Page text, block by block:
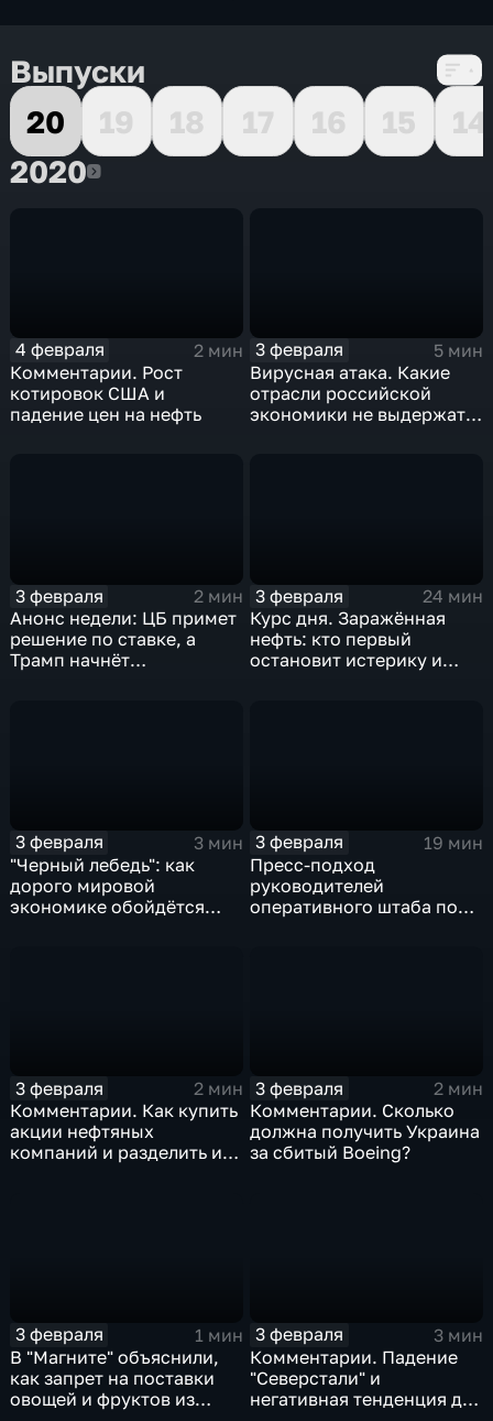
Выпуски
20
19 18 17 16 15
14
20202020
4 февраля
2 мин
Комментарии. Рост
котировок США и
падение цен на нефть
3 февраля
5 мин
Вирусная атака. Какие
отрасли российской
экономики не выдержат
3 февраля
2 мин
Анонс недели: ЦБ примет
решение по ставке, а
Трамп начнёт
3 февраля
24 мин
Курс дня. Заражённая
нефть: кто первый
остановит истерику и
3 февраля
3 мин
"Черный лебедь": как
дорого мировой
экономике обойдётся
3 февраля
19 мин
Пресс-подход
руководителей
оперативного штаба по
3 февраля
2 мин
Комментарии. Как купить
акции нефтяных
компаний и разделить их
3 февраля
2 мин
Комментарии. Сколько
должна получить Украина
за сбитый Boeing?
3 февраля
1 мин
В "Магните" объяснили,
как запрет на поставки
овощей и фруктов из
3 февраля
3 мин
Комментарии. Падение
"Северстали" и
негативная тенденция для